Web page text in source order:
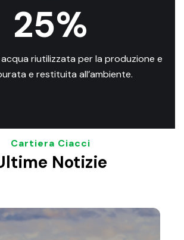
25%
riutilizzata per la produzione e
e restituita all’ambiente.
Cartiera Ciacci
Notizie